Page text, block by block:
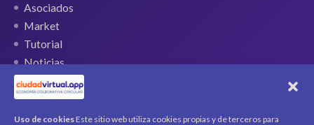
Uso de cookies Este sitio web utiliza cookies propias y de terceros para
Asociados
Market
Tutorial
Noticias
QR Ticket
CUENTA